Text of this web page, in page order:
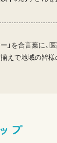
」を合言葉に、
えで地域の皆
プ